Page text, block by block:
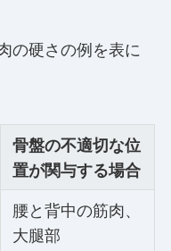
の硬さの例を表に
骨盤の不適切な位
置が関与する場合
腰と背中の筋肉、
大腿部